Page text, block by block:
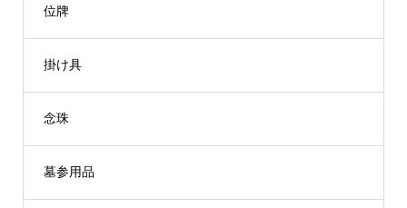
位牌
掛け具
念珠
墓参用品